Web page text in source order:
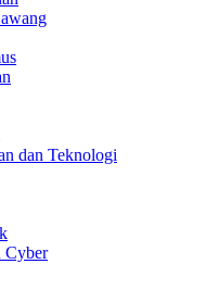
dan Teknologi
Cyber